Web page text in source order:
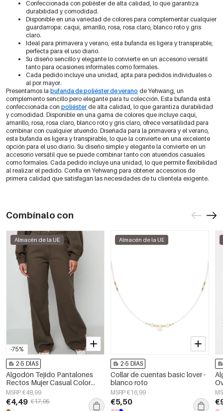
Confeccionada con poliéster de alta calidad, lo que garantiza
durabilidad y comodidad.
Disponible en una variedad de colores para complementar cualquier
guardarropa: caqui, amarillo, rosa, rosa claro, blanco roto y gris
claro.
Ideal para primavera y verano, esta bufanda es ligera y transpirable,
perfecta para el uso diario.
Su diseño sencillo y elegante lo convierte en un accesorio versátil
tanto para ocasiones informales como formales.
Cada pedido incluye una unidad, apta para pedidos individuales o
al por mayor.
Presentamos la bufanda de poliéster de verano de Yehwang, un
complemento sencillo pero elegante para tu colección. Esta bufanda está
confeccionada con poliéster de alta calidad, lo que garantiza durabilidad
y comodidad. Disponible en una gama de colores que incluye caqui,
amarillo, rosa, rosa claro, blanco roto y gris claro, ofrece versatilidad para
combinar con cualquier atuendo. Diseñada para la primavera y el verano,
esta bufanda es ligera y transpirable, lo que la convierte en una excelente
opción para el uso diario. Su diseño simple y elegante la convierte en un
accesorio versátil que se puede combinar tanto con atuendos casuales
como formales. Cada pedido incluye una unidad, lo que permite flexibilidad
al realizar el pedido. Confía en Yehwang para obtener accesorios de
primera calidad que satisfagan las necesidades de tu clientela exigente.
Combínalo con
-75%
Almacén de la UE
2-5 DÍAS
Algodón Tejido Pantalones
Rectos Mujer Casual Color
Sólido
MSRP €48,99
€4,49 €17,95
Almacén de la UE
2-5 DÍAS
Collar de cuentas basic lover -
blanco roto
MSRP €16,99
€5,50